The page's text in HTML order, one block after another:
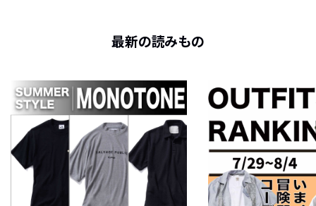
最新の読みもの